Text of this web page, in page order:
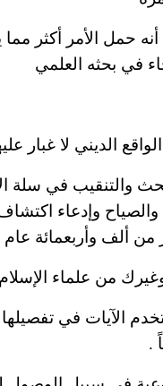
حمل الأمر أكثر
في بحثه العلمي
الديني لا غبار
والتنقيب في سلة
والصياح وإدعاء
من ألف وأربعمائة
من علماء
الآيات في تفصيلها
.